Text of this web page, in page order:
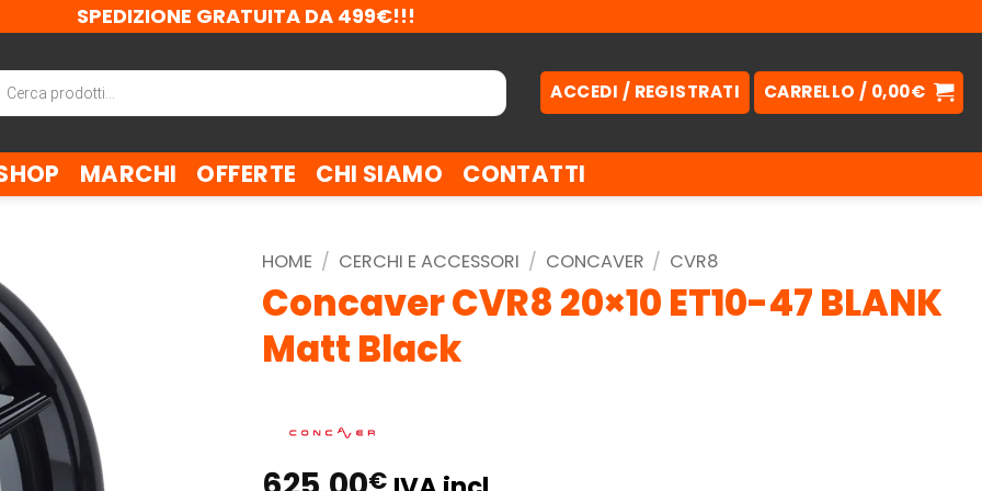
SPEDIZIONE GRATUITA DA 499€!!!
ACCEDI / REGISTRATI CARRELLO / 0,00€
MARCHI OFFERTE CHI SIAMO CONTATTI
HOME / CERCHI E ACCESSORI / CONCAVER / CVR8
Concaver CVR8 20×10 ET10-47 BLANK
Matt Black
€